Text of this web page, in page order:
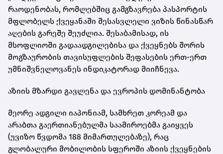
რაოდენობას, რომლებშიც გამგზავრება პასპორტის
მფლობელს ქვეყანაში შესასვლელი ვიზის წინასწარ
აღების გარეშე შეუძლია. შესაბამისად, ის
მსოფლიოში გადაადგილებისა და ქვეყნებს შორის
მოგზაურობის თავისუფლების შეფასების ერთ-ერთ
უმნიშვნელოვანეს ინდიკატორად მიიჩნევა.
აზიის მზარდი გავლენა და ევროპის დომინანტობა
მეორე ადგილი იაპონიამ, სამხრეთ კორეამ და
არაბთა გაერთიანებულმა საამიროებმა გაიყვეს
(უვიზო წვდომა 188 მიმართულებაზე), რაც
გლობალური მობილობის სფეროში აზიის ქვეყნების